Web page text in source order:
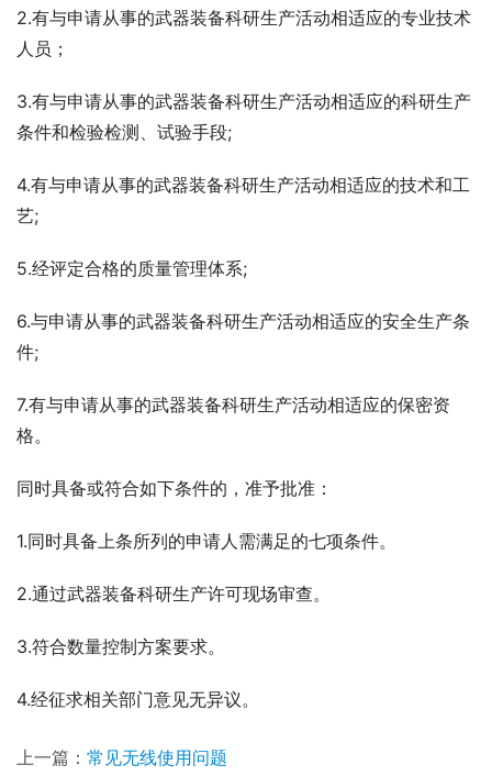
2.有与申请从事的武器装备科研生产活动相适应的专业技术
人员；
3.有与申请从事的武器装备科研生产活动相适应的科研生产
条件和检验检测、试验手段;
4.有与申请从事的武器装备科研生产活动相适应的技术和工
艺;
5.经评定合格的质量管理体系;
6.与申请从事的武器装备科研生产活动相适应的安全生产条
件;
7.有与申请从事的武器装备科研生产活动相适应的保密资
格。
同时具备或符合如下条件的，准予批准：
1.同时具备上条所列的申请人需满足的七项条件。
2.通过武器装备科研生产许可现场审查。
3.符合数量控制方案要求。
4.经征求相关部门意见无异议。
上一篇： 常见无线使用问题